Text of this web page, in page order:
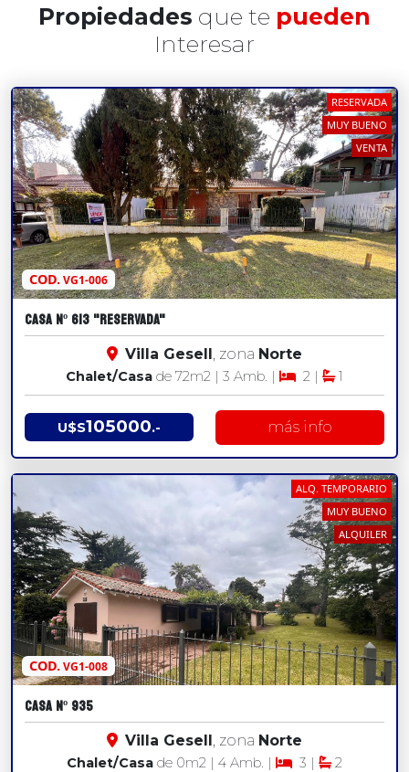
Propiedades que te pueden
Interesar
COD.VG1-006
RESERVADA
MUY BUENO
VENTA
Casa Nº 613 "RESERVADA"
Villa Gesell , zona Norte
Chalet/Casa de 72m2 | 3 Amb. | 2 | 1
U$S105000.- más info
COD.VG1-008
ALQ. TEMPORARIO
MUY BUENO
ALQUILER
CASA Nº 935
Villa Gesell , zona Norte
Chalet/Casa de 0m2 | 4 Amb. | 3 | 2